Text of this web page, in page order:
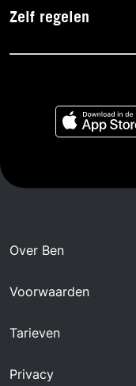
Zelf regelen
Over Ben
Voorwaarden
Tarieven
Privacy